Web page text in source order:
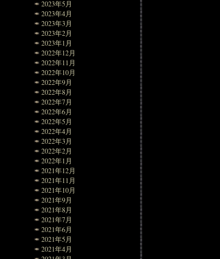
2023年5月
2023年4月
2023年3月
2023年2月
2023年1月
2022年12月
2022年11月
2022年10月
2022年9月
2022年8月
2022年7月
2022年6月
2022年5月
2022年4月
2022年3月
2022年2月
2022年1月
2021年12月
2021年11月
2021年10月
2021年9月
2021年8月
2021年7月
2021年6月
2021年5月
2021年4月